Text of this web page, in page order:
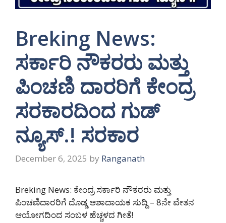
Breking News:
ಸರ್ಕಾರಿ ನೌಕರರು ಮತ್ತು
ಪಿಂಚಣಿ ದಾರರಿಗೆ ಕೇಂದ್ರ
ಸರಕಾರದಿಂದ ಗುಡ್
ನ್ಯೂಸ್.! ಸರಕಾರ
December 6, 2025 by Ranganath
Breking News: ಕೇಂದ್ರ ಸರ್ಕಾರಿ ನೌಕರರು ಮತ್ತು
ಪಿಂಚಣಿದಾರರಿಗೆ ದೊಡ್ಡ ಆಶಾದಾಯಕ ಸುದ್ದಿ – 8ನೇ ವೇತನ
ಆಯೋಗದಿಂದ ಸಂಬಳ ಹೆಚ್ಚಳದ ಗೀತೆ!